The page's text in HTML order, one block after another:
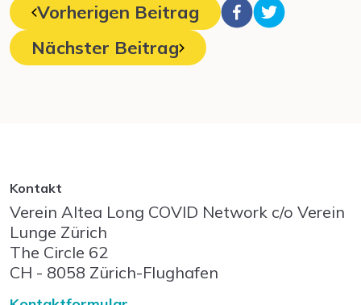
Vorherigen Beitrag
Nächster Beitrag
Kontakt
Verein Altea Long COVID Network c/o Verein
Lunge Zürich
The Circle 62
CH - 8058 Zürich-Flughafen